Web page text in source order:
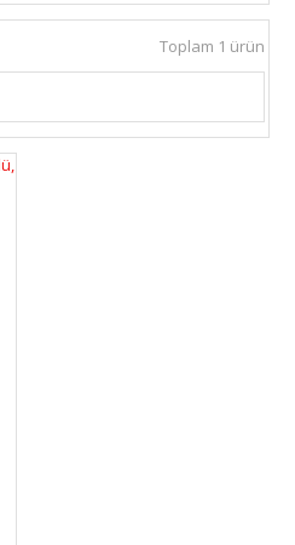
Toplam 1 ürün